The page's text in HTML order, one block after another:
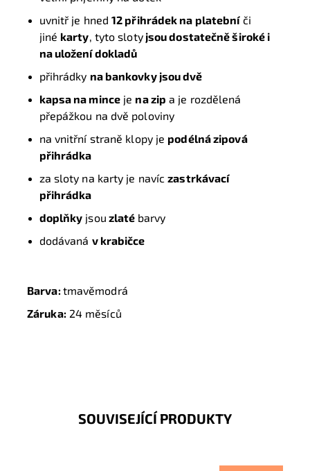
uvnitř je hned12 přihrádek na platebníči
jiné karty , tyto slotyjsou dostatečně široké i
na uložení dokladů
přihrádky na bankovky jsou dvě
kapsa na mince je na zip a je rozdělená
přepážkou na dvě poloviny
na vnitřní straně klopy je podélná zipová
přihrádka
za sloty na karty je navíczastrkávací
přihrádka
doplňky jsou zlaté barvy
dodávaná v krabičce
Barva:tmavěmodrá
Záruka:24 měsíců
SOUVISEJÍCÍ PRODUKTY